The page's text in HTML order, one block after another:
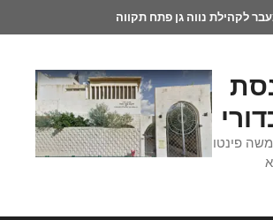
לקהילת נווה גן פתח תקווה
פינטו